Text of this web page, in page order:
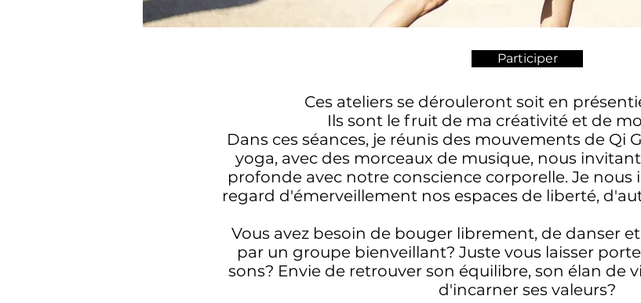
Participer
Ces ateliers se dérouleront soit en
Ils sont le fruit de ma créativité et de
Dans ces séances, je réunis des mouvements de Qi
yoga, avec des morceaux de musique, nous
profonde avec notre conscience corporelle. Je nous
regard d'émerveillement nos espaces de liberté,
Vous avez besoin de bouger librement, de danser
par un groupe bienveillant? Juste vous laisser
sons? Envie de retrouver son équilibre, son élan de
d'incarner ses valeurs?